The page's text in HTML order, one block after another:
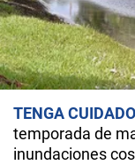
TENGA CUIDADO
temporada de
inundaciones